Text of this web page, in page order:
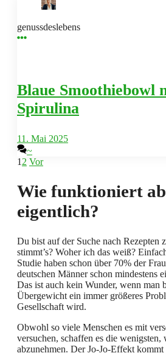
genussdeslebens
Blaue Smoothiebowl
Spirulina
11. Mai 2025
~
1 2 Vor
Wie funktioniert
eigentlich?
Du bist auf der Suche nach Rezepten
stimmt’s? Woher ich das weiß?
Studie haben schon über 70% der
deutschen Männer schon mindestens
Das ist auch kein Wunder, wenn man
Übergewicht ein immer größeres
Gesellschaft wird.
Obwohl so viele Menschen es mit
versuchen, schaffen es die
abzunehmen. Der Jo-Jo-Effekt